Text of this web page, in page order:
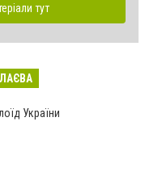
тут
України